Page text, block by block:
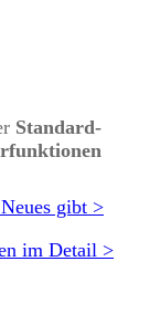
Standard-
gibt >
im Detail >